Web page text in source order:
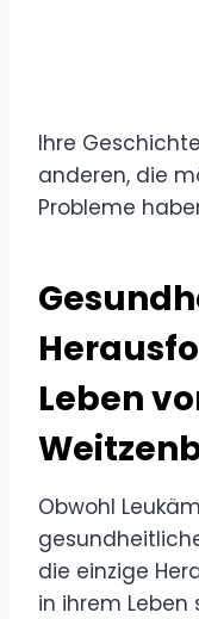
Ihre
anderen, die
Probleme
Leben
Obwohl
die einzige
in ihrem Leben